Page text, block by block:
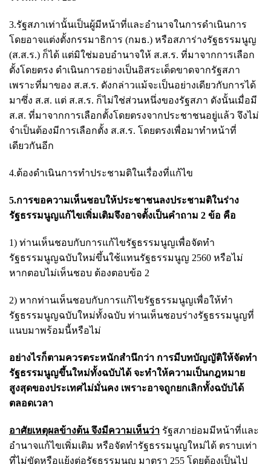
3.รัฐสภาเท่านั้นเป็นผู้มีหน้าที่และอำนาจในการดำเนินการ
โดยอาจแต่งตั้งกรรมาธิการ (กมธ.) หรือสภาร่างรัฐธรรมนูญ
(ส.ส.ร.) ก็ได้ แต่มิใช่มอบอำนาจให้ ส.ส.ร. ที่มาจากการเลือก
ตั้งโดยตรง ดำเนินการอย่างเป็นอิสระเด็ดขาดจากรัฐสภา
เพราะที่มาของ ส.ส.ร. ดังกล่าวแม้จะเป็นอย่างเดียวกับการได้
มาซึ่ง ส.ส. แต่ ส.ส.ร. ก็ไม่ใช่ส่วนหนึ่งของรัฐสภา ดังนั้นเมื่อมี
ส.ส. ที่มาจากการเลือกตั้งโดยตรงจากประชาชนอยู่แล้ว จึงไม่
จำเป็นต้องมีการเลือกตั้ง ส.ส.ร. โดยตรงเพื่อมาทำหน้าที่
เดียวกันอีก
4.ต้องดำเนินการทำประชามติในเรื่องที่แก้ไข
5.การขอความเห็นชอบให้ประชาชนลงประชามติในร่าง
รัฐธรรมนูญแก้ไขเพิ่มเติมจึงอาจตั้งเป็นคำถาม 2 ข้อ คือ
1) ท่านเห็นชอบกับการแก้ไขรัฐธรรมนูญเพื่อจัดทำ
รัฐธรรมนูญฉบับใหม่ขึ้นใช้แทนรัฐธรรมนูญ 2560 หรือไม่
หากตอบไม่เห็นชอบ ต้องตอบข้อ 2
2) หากท่านเห็นชอบกับการแก้ไขรัฐธรรมนูญเพื่อให้ทำ
รัฐธรรมนูญฉบับใหม่ทั้งฉบับ ท่านเห็นชอบร่างรัฐธรรมนูญที่
แนบมาพร้อมนี้หรือไม่
อย่างไรก็ตามควรตระหนักสำนึกว่า การมีบทบัญญัติให้จัดทำ
รัฐธรรมนูญขึ้นใหม่ทั้งฉบับได้ จะทำให้ความเป็นกฎหมาย
สูงสุดของประเทศไม่มั่นคง เพราะอาจถูกยกเลิกทั้งฉบับได้
ตลอดเวลา
อาศัยเหตุผลข้างต้น จึงมีความเห็นว่า รัฐสภาย่อมมีหน้าที่และ
อำนาจแก้ไขเพิ่มเติม หรือจัดทำรัฐธรรมนูญใหม่ได้ ตราบเท่า
ที่ไม่ขัดหรือแย้งต่อรัฐธรรมนูญ มาตรา 255 โดยต้องเป็นไป